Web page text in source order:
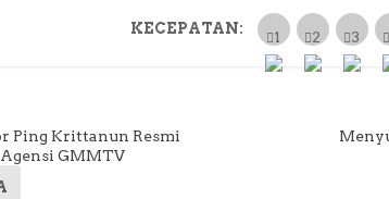
KECEPATAN:
Ping Krittanun Resmi
GMMTV